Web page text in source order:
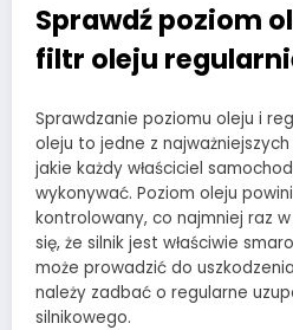
Sprawdź poziom
filtr oleju
Sprawdzanie poziomu oleju i
oleju to jedne z
jakie każdy właściciel
wykonywać. Poziom oleju
kontrolowany, co najmniej raz
się, że silnik jest właściwie
może prowadzić do
należy zadbać o regularne
silnikowego.